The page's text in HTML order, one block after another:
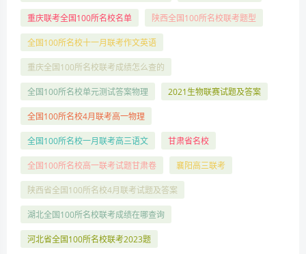
重庆联考全国100所名校名单 陕西全国100所名校联考题型
全国100所名校十一月联考作文英语
重庆全国100所名校联考成绩怎么查的
全国100所名校单元测试答案物理 2021生物联赛试题及答案
全国100所名校4月联考高一物理
全国100所名校一月联考高三语文 甘肃省名校
全国100所名校高一联考试题甘肃卷 襄阳高三联考
陕西省全国100所名校4月联考试题及答案
湖北全国100所名校联考成绩在哪查询
河北省全国100所名校联考2023题